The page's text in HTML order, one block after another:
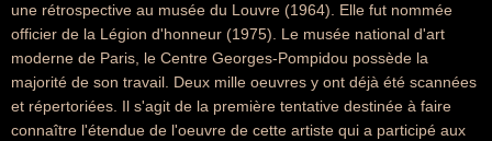
une rétrospective au musée du Louvre (1964). Elle fut nommée
officier de la Légion d'honneur (1975). Le musée national d'art
moderne de Paris, le Centre Georges-Pompidou possède la
majorité de son travail. Deux mille oeuvres y ont déjà été scannées
et répertoriées. Il s'agit de la première tentative destinée à faire
connaître l'étendue de l'oeuvre de cette artiste qui a participé aux